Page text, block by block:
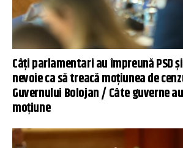
Câți parlamentari au împreună PSD
nevoie ca să treacă moțiunea de
Guvernului Bolojan / Câte guverne
moțiune